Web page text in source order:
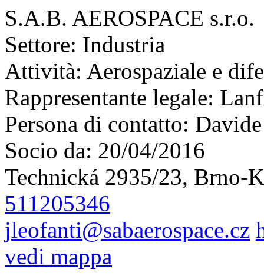
S.A.B. AEROSPACE s.r.o.
Settore: Industria
Attività: Aerospaziale e
Rappresentante legale:
Persona di contatto:
Socio da: 20/04/2016
Technická 2935/23, Brno-
511205346
jleofanti@sabaerospace.cz
vedi mappa